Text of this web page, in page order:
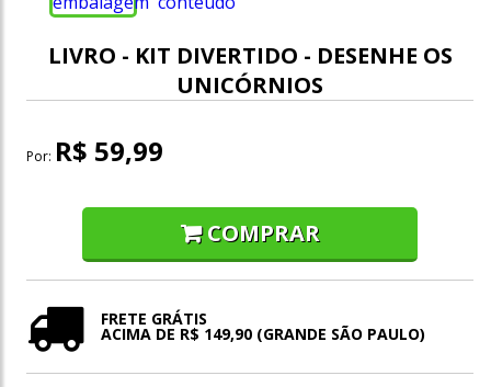
LIVRO - KIT DIVERTIDO - DESENHE OS
UNICÓRNIOS
Por: R$ 59,99
COMPRAR
FRETE GRÁTIS
ACIMA DE R$ 149,90 (GRANDE SÃO PAULO)